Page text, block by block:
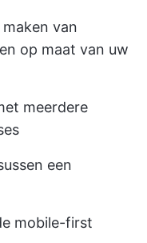
van
op maat van uw
meerdere
een
mobile-first